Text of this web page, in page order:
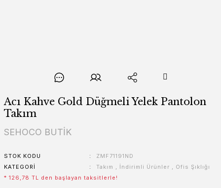
Acı Kahve Gold Düğmeli Yelek Pantolon
Takım
SEHOCO BUTİK
STOK KODU
ZMF71191ND
KATEGORI
Takım , İndirimli Ürünler , Ofis Şıklığı
* 126,78 TL den başlayan taksitlerle!